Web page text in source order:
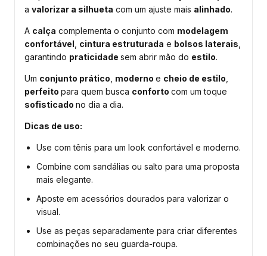
a valorizar a silhueta com um ajuste mais alinhado.
A calça complementa o conjunto com modelagem
confortável cintura estruturada e bolsos laterais
garantindo praticidade sem abrir mão do estilo.
Um conjunto prático moderno e cheio de estilo
perfeito para quem busca conforto com um toque
sofisticado no dia a dia.
Dicas de uso:
Use com tênis para um look confortável e moderno.
Combine com sandálias ou salto para uma proposta
mais elegante.
Aposte em acessórios dourados para valorizar o
visual.
Use as peças separadamente para criar diferentes
combinações no seu guarda-roupa.